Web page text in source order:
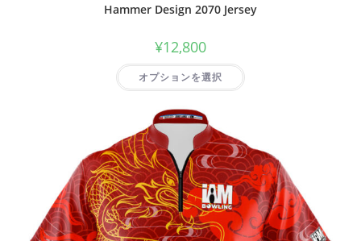
Hammer Design 2070 Jersey
¥12,800
オプションを選択